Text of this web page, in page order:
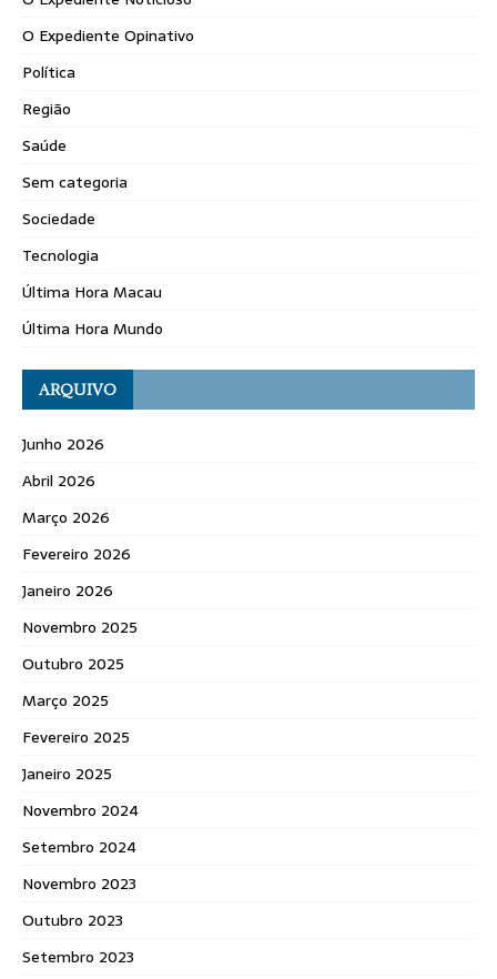
O Expediente Opinativo
Política
Região
Saúde
Sem categoria
Sociedade
Tecnologia
Última Hora Macau
Última Hora Mundo
ARQUIVO
Junho 2026
Abril 2026
Março 2026
Fevereiro 2026
Janeiro 2026
Novembro 2025
Outubro 2025
Março 2025
Fevereiro 2025
Janeiro 2025
Novembro 2024
Setembro 2024
Novembro 2023
Outubro 2023
Setembro 2023